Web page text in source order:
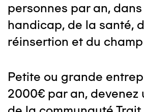
personnes par an,
handicap, de la santé,
réinsertion et du
Petite ou grande
2000€ par an, devenez